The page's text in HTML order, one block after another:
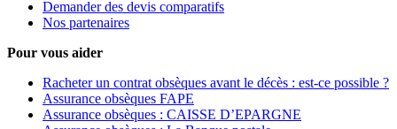
Demander des devis comparatifs
Nos partenaires
Pour vous aider
Racheter un contrat obsèques avant le décès : est-ce possible ?
Assurance obsèques FAPE
Assurance obsèques : CAISSE D’EPARGNE